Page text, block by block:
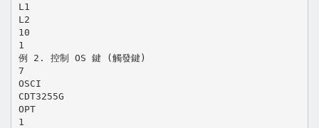
L1
L2
10
1
例 2. 控制 OS 鍵 (觸發鍵)
7
OSCI
CDT3255G
OPT
1